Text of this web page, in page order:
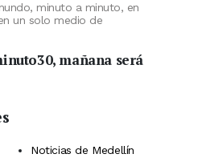
minuto a minuto, en
un solo medio de
mañana será
Noticias de Medellín